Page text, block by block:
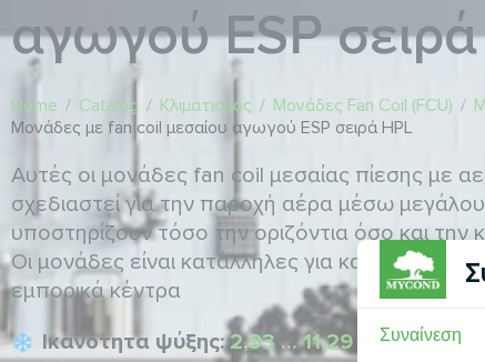
αγωγού ESP
Home / Catalog / Κλιματισμός / Μονάδες Fan Coil (FCU) /
Μονάδες με fan coil μεσαίου αγωγού ESP σειρά HPL
Αυτές οι μονάδες fan coil μεσαίας πίεσης με
σχεδιαστεί για την παροχή αέρα μέσω
υποστηρίζουν τόσο την οριζόντια όσο και
Οι μονάδες είναι κατάλληλες για κατοικίες,
εμπορικά κέντρα
Ικανότητα ψύξης:2,93 ... 11,29 kWΣυναίνεση